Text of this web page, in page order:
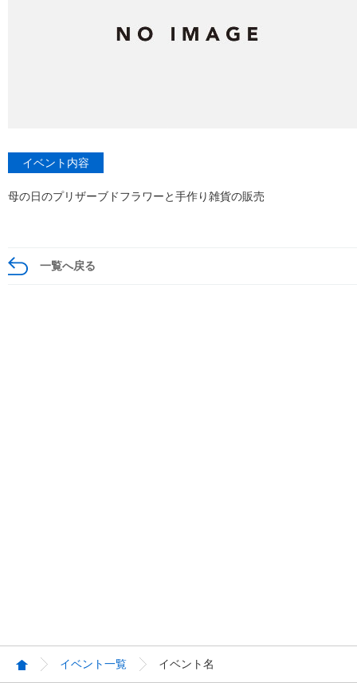
イベント内容
母の日のプリザーブドフラワーと手作り雑貨の販売
一覧へ戻る
イベント一覧 イベント名